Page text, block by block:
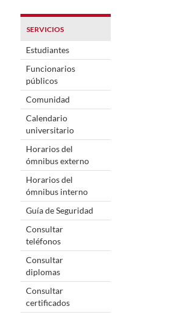
SERVICIOS
Estudiantes
Funcionarios
públicos
Comunidad
Calendario
universitario
Horarios del
ómnibus externo
Horarios del
ómnibus interno
Guía de Seguridad
Consultar
teléfonos
Consultar
diplomas
Consultar
certificados